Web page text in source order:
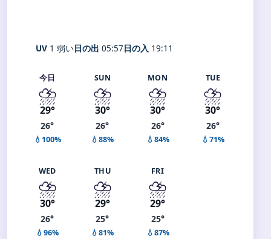
UV 1 弱い日の出 05:57日の入 19:11
今日
⛈️
29°
26°
💧100%
SUN
⛈️
30°
26°
💧88%
MON
⛈️
30°
26°
💧84%
TUE
⛈️
30°
26°
💧71%
WED
⛈️
30°
26°
💧96%
THU
⛈️
29°
25°
💧81%
FRI
⛈️
29°
25°
💧87%